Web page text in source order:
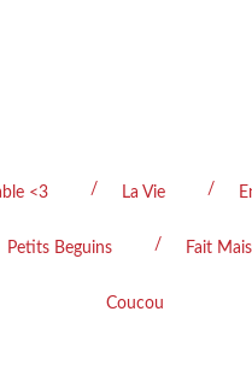
<3 La Vie
Petits Beguins Fait
Coucou